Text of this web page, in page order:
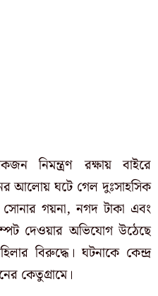
নিমন্ত্রণ রক্ষায় বাইরে
আলোয় ঘটে গেল দুঃসাহসিক
গয়না, নগদ টাকা এবং
দেওয়ার অভিযোগ উঠেছে
বিরুদ্ধে। ঘটনাকে কেন্দ্র
কেতুগ্রামে।